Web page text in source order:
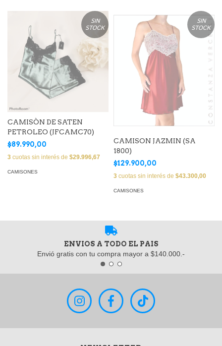
SIN
STOCK
CAMISÒN DE SATEN
PETROLEO (JFCAMC70)
$89.990,00
3 cuotas sin interés de $29.996,67
CAMISONES
SIN
STOCK
CAMISON JAZMIN (SA
1800)
$129.900,00
3 cuotas sin interés de $43.300,00
CAMISONES
ENVIOS A TODO EL PAIS
Envió gratis con tu compra mayor a $140.000.-